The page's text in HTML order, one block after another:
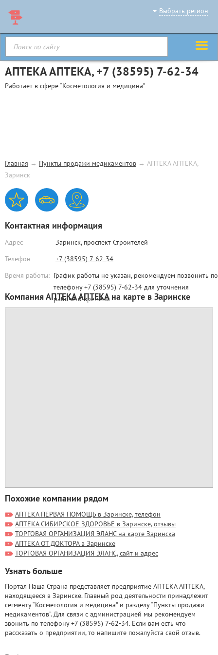
Выбрать регион
АПТЕКА АПТЕКА,+7 (38595) 7-62-34
Работает в сфере “Косметология и медицина”
Главная → Пункты продажи медикаментов → АПТЕКА АПТЕКА,
Заринск
Контактная информация
Адрес Заринск, проспект Строителей
Телефон
+7 (38595) 7-62-34
Время работы: График работы не указан, рекомендуем позвонить по
телефону +7 (38595) 7-62-34 для уточнения
рабочего времени
Компания АПТЕКА АПТЕКА на карте в Заринске
Похожие компании рядом
АПТЕКА ПЕРВАЯ ПОМОЩЬ в Заринске, телефон
АПТЕКА СИБИРСКОЕ ЗДОРОВЬЕ в Заринске, отзывы
ТОРГОВАЯ ОРГАНИЗАЦИЯ ЭЛАНС на карте Заринска
АПТЕКА ОТ ДОКТОРА в Заринске
ТОРГОВАЯ ОРГАНИЗАЦИЯ ЭЛАНС, сайт и адрес
Узнать больше
Портал Наша Страна представляет предприятие АПТЕКА АПТЕКА,
находящееся в Заринске. Главный род деятельности принадлежит
сегменту “Косметология и медицина” и разделу “Пункты продажи
медикаментов”. Для связи с администрацией мы рекомендуем
звонить по телефону +7 (38595) 7-62-34. Если вам есть что
рассказать о предприятии, то напишите пожалуйста свой отзыв.